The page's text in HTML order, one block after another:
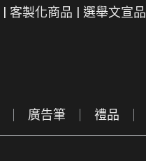
| 客製化商品 | 選舉文宣品
廣告筆 禮品